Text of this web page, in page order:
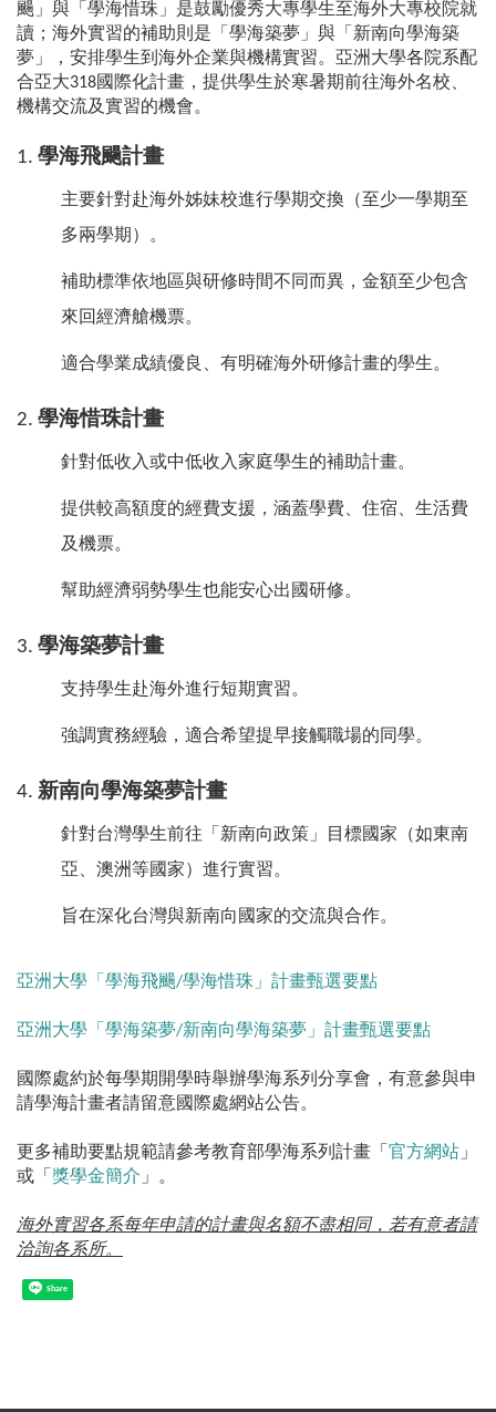
颺」與「學海惜珠」是鼓勵優秀大專學生至海外大專校院就
讀；海外實習的補助則是「學海築夢」與「新南向學海築
夢」，安排學生到海外企業與機構實習。亞洲大學各院系配
合亞大318國際化計畫，提供學生於寒暑期前往海外名校、
機構交流及實習的機會。
1. 學海飛颺計畫
主要針對赴海外姊妹校進行學期交換（至少一學期至
多兩學期）。
補助標準依地區與研修時間不同而異，金額至少包含
來回經濟艙機票。
適合學業成績優良、有明確海外研修計畫的學生。
2. 學海惜珠計畫
針對低收入或中低收入家庭學生的補助計畫。
提供較高額度的經費支援，涵蓋學費、住宿、生活費
及機票。
幫助經濟弱勢學生也能安心出國研修。
3. 學海築夢計畫
支持學生赴海外進行短期實習。
強調實務經驗，適合希望提早接觸職場的同學。
4. 新南向學海築夢計畫
針對台灣學生前往「新南向政策」目標國家（如東南
亞、澳洲等國家）進行實習。
旨在深化台灣與新南向國家的交流與合作。
亞洲大學「學海飛颺/學海惜珠」計畫甄選要點
亞洲大學「學海築夢/新南向學海築夢」計畫甄選要點
國際處約於每學期開學時舉辦學海系列分享會，有意參與申
請學海計畫者請留意國際處網站公告。
更多補助要點規範請參考教育部學海系列計畫「 官方網站 」
或「 獎學金簡介 」。
海外實習各系每年申請的計畫與名額不盡相同，若有意者請
洽詢各系所。
Share